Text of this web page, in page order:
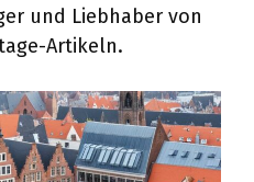
und Liebhaber von
Artikeln.